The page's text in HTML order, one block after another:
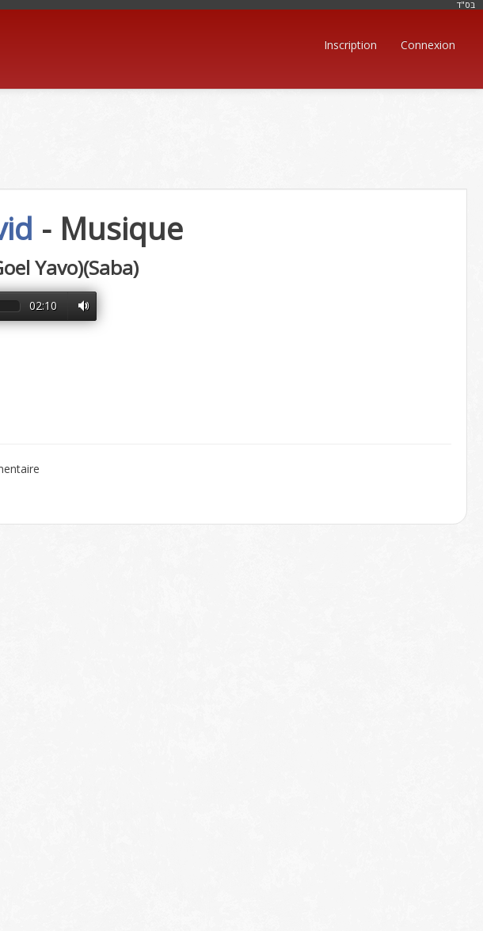
בּס"ד
Inscription Connexion
- Musique
Yavo)(Saba)
02:10